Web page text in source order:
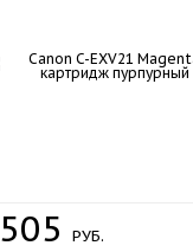
505 РУБ.